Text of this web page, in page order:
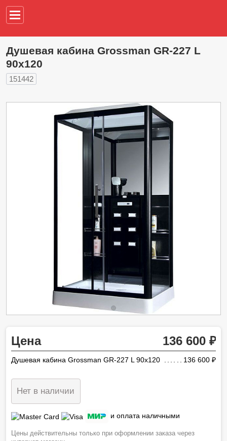
Душевая кабина Grossman GR-227 L
90x120
151442
Цена 136 600
Душевая кабина Grossman GR-227 L 90x120 136 600
Нет в наличии
и оплата наличными
Цены действительны только при оформлении заказа через